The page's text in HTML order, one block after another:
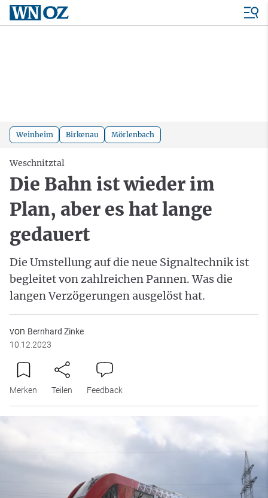
Weinheim Birkenau Mörlenbach
Weschnitztal
Die Bahn ist wieder im
Plan, aber es hat lange
gedauert
Die Umstellung auf die neue Signaltechnik ist
begleitet von zahlreichen Pannen. Was die
langen Verzögerungen ausgelöst hat.
von Bernhard Zinke
10.12.2023
Merken Teilen Feedback